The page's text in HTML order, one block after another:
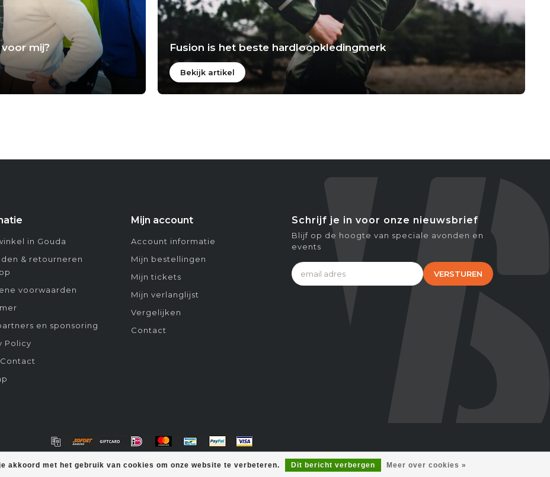
mij? Fusion is het beste hardloopkledingmerk
Bekijk artikel
akkoord met het gebruik van cookies om onze website te verbeteren. Dit bericht verbergen Meer over cookies »
in Gouda
& retourneren
voorwaarden
en sponsoring
Policy
Contact
Mijn account
Account informatie
Mijn bestellingen
Mijn tickets
Mijn verlanglijst
Vergelijken
Contact
Schrijf je in voor onze nieuwsbrief
Blijf op de hoogte van speciale avonden en
events
VERSTUREN